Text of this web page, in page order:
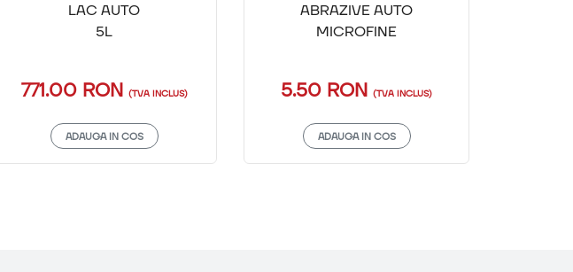
LAC AUTO
5L
771.00 RON (TVA INCLUS)
ADAUGA IN COS
Abrazivi - Microfine
ABRAZIVE AUTO
MICROFINE
5.50 RON (TVA INCLUS)
ADAUGA IN COS